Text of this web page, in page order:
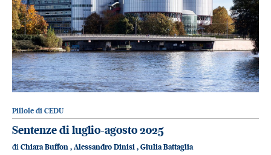
Pillole di CEDU
Sentenze di luglio-agosto 2025
di Chiara Buffon , Alessandro Dinisi , Giulia Battaglia